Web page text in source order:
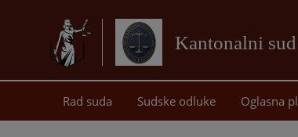
Kantonalni
Rad suda Sudske odluke Oglasna